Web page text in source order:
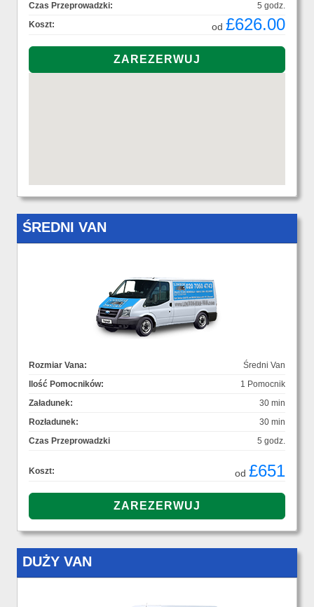
Czas Przeprowadzki:
5 godz.
Koszt:
od £626.00
ŚREDNI VAN
Rozmiar Vana:
Średni Van
Ilość Pomocników:
1 Pomocnik
Załadunek:
30 min
Rozładunek:
30 min
Czas Przeprowadzki
5 godz.
Koszt: od £651
DUŻY VAN